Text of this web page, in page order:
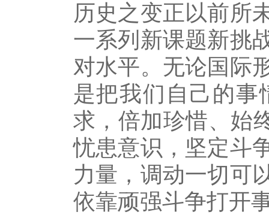
历史之变正以前所
一系列新课题新挑
对水平。无论国际
是把我们自己的事
求，倍加珍惜、始
忧患意识，坚定斗
力量，调动一切可
依靠顽强斗争打开